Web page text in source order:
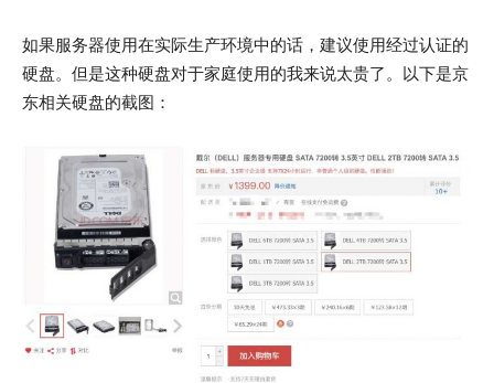
如果服务器使用在实际生产环境中的话，建议使用经过认证的
硬盘。但是这种硬盘对于家庭使用的我来说太贵了。以下是京
东相关硬盘的截图：